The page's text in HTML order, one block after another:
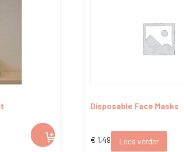
Disposable Face Masks
€ 1,49 Lees verder